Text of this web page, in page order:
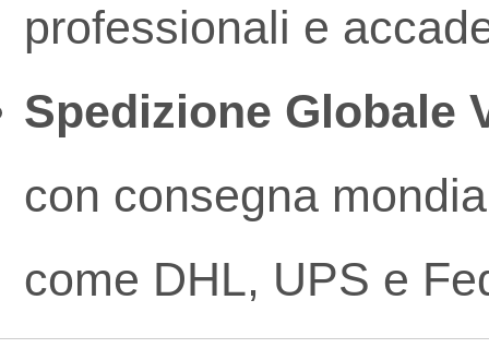
professionali e
Spedizione Globale
con consegna
come DHL, UPS e